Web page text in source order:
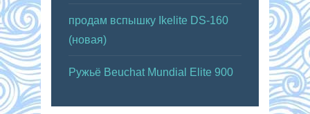
продам вспышку Ikelite DS-160
(новая)
Ружьё Beuchat Mundial Elite 900